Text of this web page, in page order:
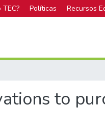
Políticas Recursos
to